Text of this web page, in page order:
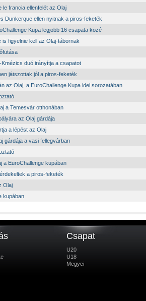
francia ellenfelét az Olaj
Dunkerque ellen nyitnak a piros-feketék
Kupa legjobb 16 csapata közé
is figyelnie kell az Olaj-tábornak
duó irányítja a csapatot
játszottak jól a piros-feketék
az Olaj, a EuroChallenge Kupa idei sorozatában
a Temesvár otthonában
az Olaj gárdája
a lépést az Olaj
gárdája a vasi fellegvárban
a EuroChallenge kupában
a piros-feketék
Olaj
kupában
Csapat
U20
U18
Megyei